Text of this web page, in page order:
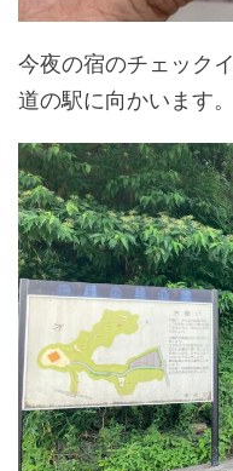
今夜の宿のチェック
道の駅に向かいます。